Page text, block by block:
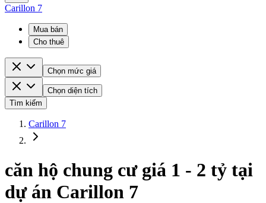
Carillon 7
Mua bán
Cho thuê
Chọn mức giá
Chọn diện tích
Tìm kiếm
Carillon 7
căn hộ chung cư giá 1 - 2 tỷ tại
dự án Carillon 7